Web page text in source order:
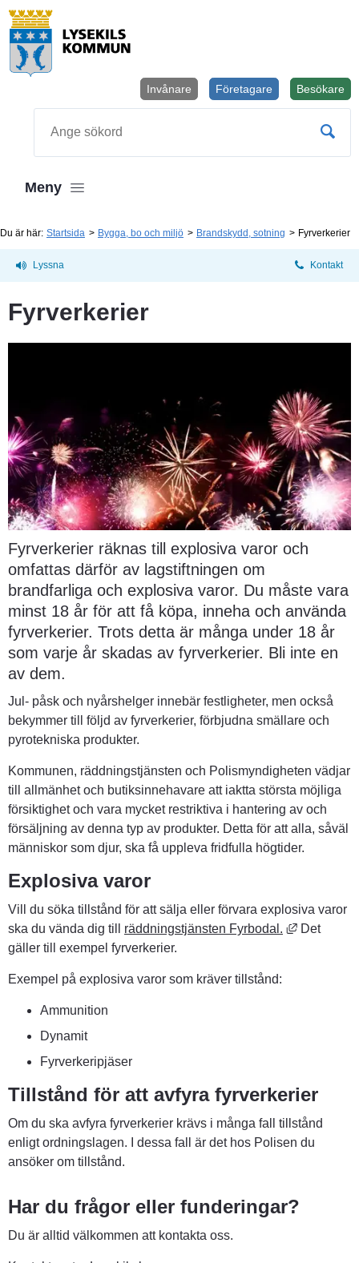
Besökare
Företagare
Invånare
Meny
Du är här: Startsida Bygga, bo och miljö Brandskydd, sotning Fyrverkerier
Lyssna Kontakt
Fyrverkerier
Fyrverkerier räknas till explosiva varor och
omfattas därför av lagstiftningen om
brandfarliga och explosiva varor. Du måste vara
minst 18 år för att få köpa, inneha och använda
fyrverkerier. Trots detta är många under 18 år
som varje år skadas av fyrverkerier. Bli inte en
av dem.
Jul- påsk och nyårshelger innebär festligheter, men också
bekymmer till följd av fyrverkerier, förbjudna smällare och
pyrotekniska produkter.
Kommunen, räddningstjänsten och Polismyndigheten vädjar
till allmänhet och butiksinnehavare att iaktta största möjliga
försiktighet och vara mycket restriktiva i hantering av och
försäljning av denna typ av produkter. Detta för att alla, såväl
människor som djur, ska få uppleva fridfulla högtider.
Explosiva varor
Vill du söka tillstånd för att sälja eller förvara explosiva varor
ska du vända dig till räddningstjänsten Fyrbodal. Länk till
Det
gäller till exempel fyrverkerier.
Exempel på explosiva varor som kräver tillstånd:
Ammunition
Dynamit
Fyrverkeripjäser
Tillstånd för att avfyra fyrverkerier
Om du ska avfyra fyrverkerier krävs i många fall tillstånd
enligt ordningslagen. I dessa fall är det hos Polisen du
ansöker om tillstånd.
Har du frågor eller funderingar?
Du är alltid välkommen att kontakta oss.